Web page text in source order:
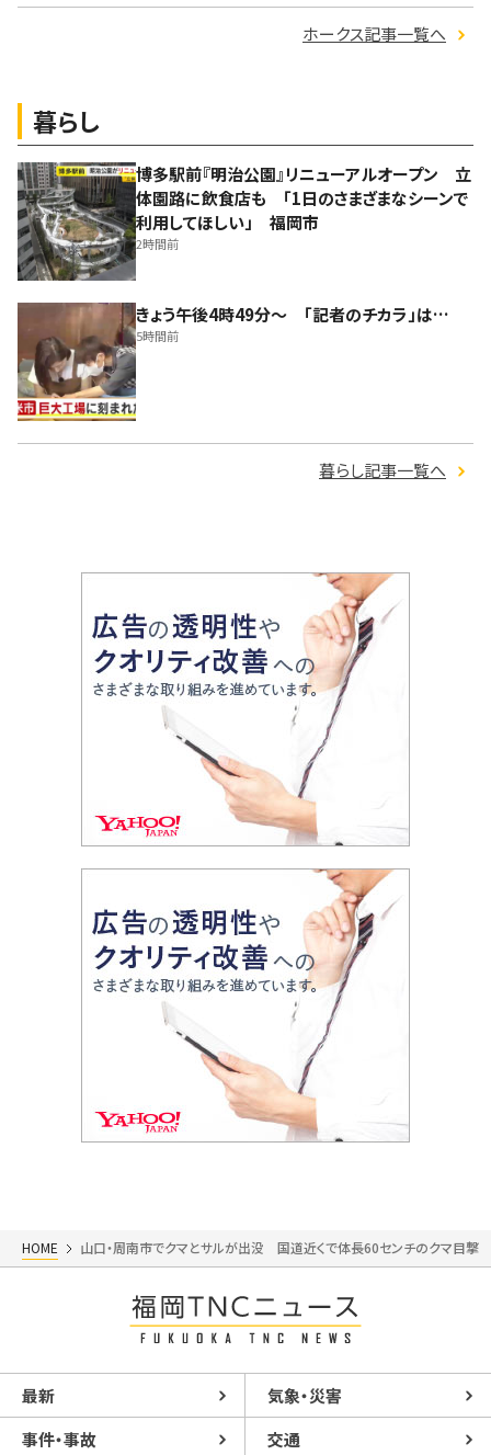
ホークス記事一覧へ
暮らし
博多駅前『明治公園』リニューアルオープン 立
体園路に飲食店も 「1日のさまざまなシーンで
利用してほしい」 福岡市
2時間前
きょう午後4時49分～ 「記者のチカラ」は…
5時間前
暮らし記事一覧へ
HOME 山口・周南市でクマとサルが出没 国道近くで体長60センチのクマ目撃
最新
気象・災害
事件・事故
交通